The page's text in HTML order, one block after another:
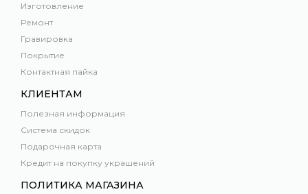
Изготовление
Ремонт
Гравировка
Покрытие
Контактная пайка
КЛИЕНТАМ
Полезная информация
Система скидок
Подарочная карта
Кредит на покупку украшений
ПОЛИТИКА МАГАЗИНА